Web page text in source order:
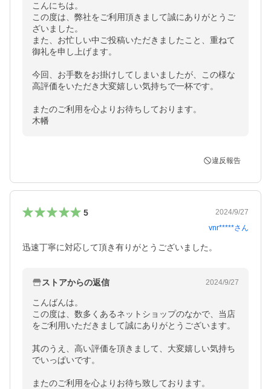
こんにちは。
この度は、弊社をご利用頂きまして誠にありがとうご
ざいました。
また、お忙しい中ご投稿いただきましたこと、重ねて
御礼を申し上げます。
今回、お手数をお掛けしてしまいましたが、この様な
高評価をいただき大変嬉しい気持ちで一杯です。
またのご利用を心よりお待ちしております。
木幡
違反報告
5
2024/9/27
vnr*****さん
迅速丁寧に対応して頂き有りがとうございました。
ストアからの返信 2024/9/27
こんばんは。
この度は、数多くあるネットショップのなかで、当店
をご利用いただきまして誠にありがとうございます。
其のうえ、高い評価を頂きまして、大変嬉しい気持ち
でいっぱいです。
またのご利用を心よりお待ち致しております。